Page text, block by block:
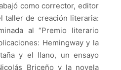
como corrector, editor
taller de creación literaria:
al “Premio literario
Hemingway y la
y el llano, un ensayo
Briceño y la novela